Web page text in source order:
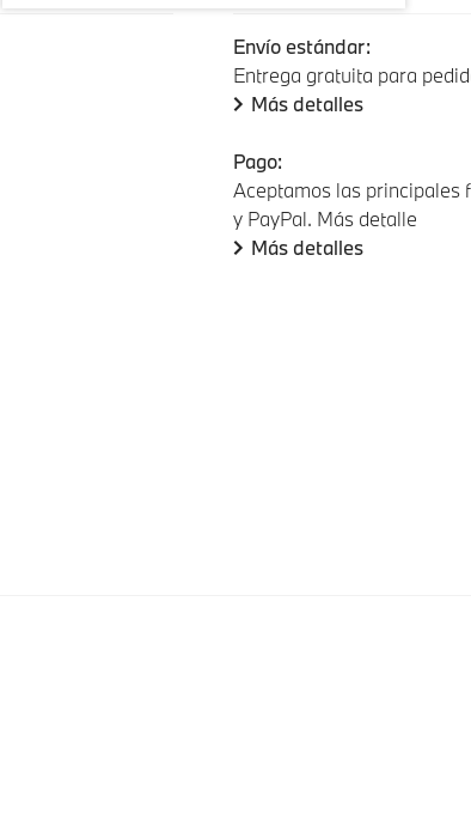
Envío estándar:
Entrega gratuita para
Más detalles
Pago:
Aceptamos las principales
y PayPal. Más detalle
Más detalles